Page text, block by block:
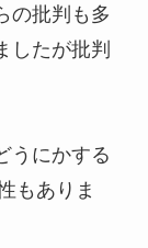
の批判も多
したが批判
うにかする
もありま